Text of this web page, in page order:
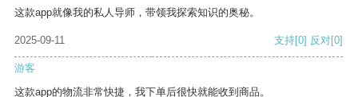
这款app就像我的私人导师，带领我探索知识的奥秘。
2025-09-11 支持[0] 反对[0]
游客
这款app的物流非常快捷，我下单后很快就能收到商品。